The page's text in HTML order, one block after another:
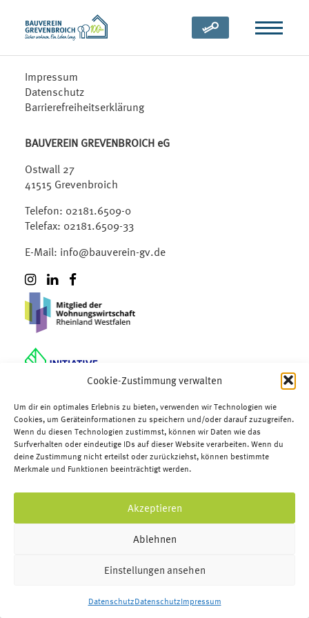
Cookie-Zustimmung verwalten
Um dir ein optimales Erlebnis zu bieten, verwenden wir Technologien wie
Cookies, um Geräteinformationen zu speichern und/oder darauf zuzugreifen.
Wenn du diesen Technologien zustimmst, können wir Daten wie das
Surfverhalten oder eindeutige IDs auf dieser Website verarbeiten. Wenn du
deine Zustimmung nicht erteilst oder zurückziehst, können bestimmte
Merkmale und Funktionen beeinträchtigt werden.
Akzeptieren
Ablehnen
Einstellungen ansehen
DatenschutzDatenschutzImpressum
(öffnet in neuem Tab)
Impressum
Datenschutz
Barrierefreiheitserklärung
BAUVEREIN GREVENBROICH eG
Ostwall 27
41515 Grevenbroich
Telefon: 02181.6509-0
Telefax: 02181.6509-33
E-Mail: info@bauverein-gv.de